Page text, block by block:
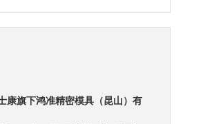
康旗下鸿准精密模具（昆山）有